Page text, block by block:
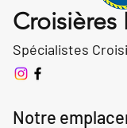
Croisières
Spécialistes
Notre